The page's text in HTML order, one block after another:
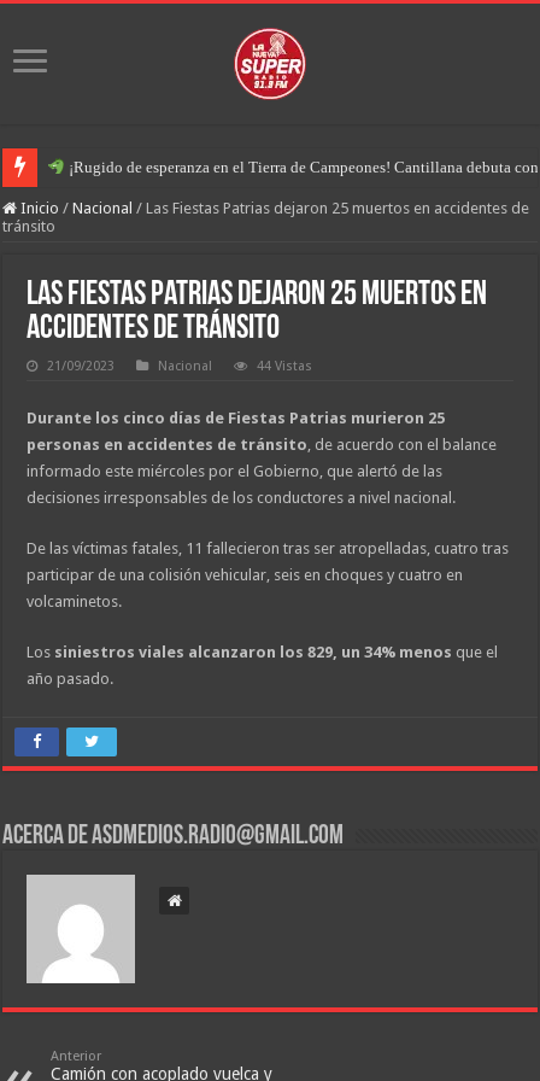
¡Rugido de esperanza en el Tierra de Campeones! Cantillana debuta
Inicio / Nacional / Las Fiestas Patrias dejaron 25 muertos en accidentes de
tránsito
Las Fiestas Patrias dejaron 25 muertos en
accidentes de tránsito
21/09/2023 Nacional 44 Vistas
Durante los cinco días de Fiestas Patrias murieron 25
personas en accidentes de tránsito, de acuerdo con el balance
informado este miércoles por el Gobierno, que alertó de las
decisiones irresponsables de los conductores a nivel nacional.
De las víctimas fatales, 11 fallecieron tras ser atropelladas, cuatro tras
participar de una colisión vehicular, seis en choques y cuatro en
volcaminetos.
Los siniestros viales alcanzaron los 829, un 34% menos que el
año pasado.
Acerca de asdmedios.radio@gmail.com
Anterior
Camión con acoplado vuelca y